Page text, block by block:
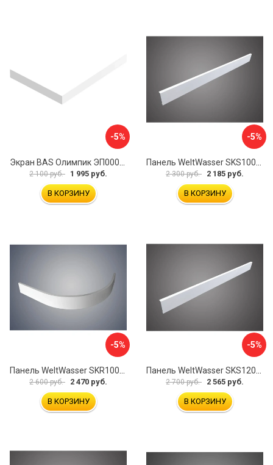
-5%
2 100 руб. 1 995 руб.
В КОРЗИНУ
-5%
2 300 руб. 2 185 руб.
В КОРЗИНУ
-5%
2 600 руб. 2 470 руб.
В КОРЗИНУ
-5%
2 700 руб. 2 565 руб.
В КОРЗИНУ